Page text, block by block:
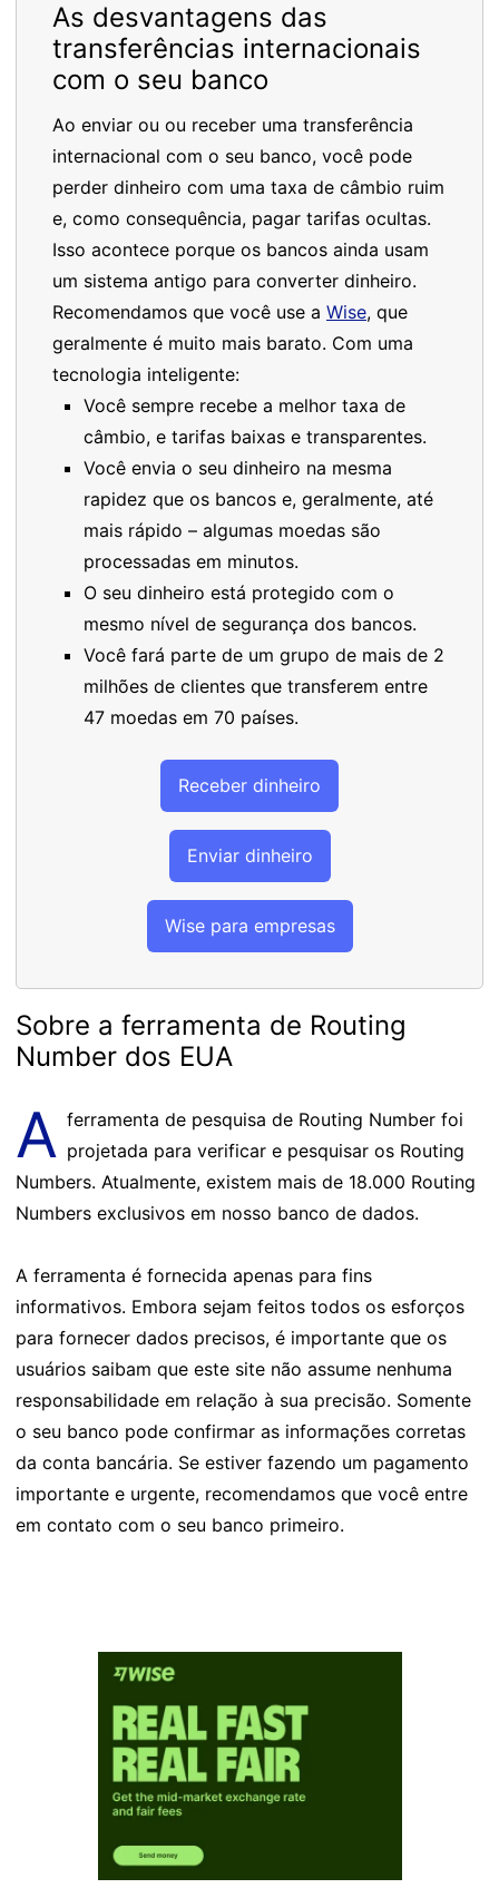
As desvantagens das
transferências internacionais
com o seu banco
Ao enviar ou ou receber uma transferência
internacional com o seu banco, você pode
perder dinheiro com uma taxa de câmbio ruim
e, como consequência, pagar tarifas ocultas.
Isso acontece porque os bancos ainda usam
um sistema antigo para converter dinheiro.
Recomendamos que você use a Wise, que
geralmente é muito mais barato. Com uma
tecnologia inteligente:
Você sempre recebe a melhor taxa de
câmbio, e tarifas baixas e transparentes.
Você envia o seu dinheiro na mesma
rapidez que os bancos e, geralmente, até
mais rápido – algumas moedas são
processadas em minutos.
O seu dinheiro está protegido com o
mesmo nível de segurança dos bancos.
Você fará parte de um grupo de mais de 2
milhões de clientes que transferem entre
47 moedas em 70 países.
Receber dinheiro
Enviar dinheiro
Wise para empresas
Sobre a ferramenta de Routing
Number dos EUA
A ferramenta de pesquisa de Routing Number foi
projetada para verificar e pesquisar os Routing
Numbers. Atualmente, existem mais de 18.000 Routing
Numbers exclusivos em nosso banco de dados.
A ferramenta é fornecida apenas para fins
informativos. Embora sejam feitos todos os esforços
para fornecer dados precisos, é importante que os
usuários saibam que este site não assume nenhuma
responsabilidade em relação à sua precisão. Somente
o seu banco pode confirmar as informações corretas
da conta bancária. Se estiver fazendo um pagamento
importante e urgente, recomendamos que você entre
em contato com o seu banco primeiro.